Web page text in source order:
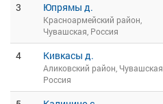
3 Юпрямы д.
Красноармейский район,
Чувашская, Россия
4 Кивкасы д.
Аликовский район, Чувашская ,
Россия